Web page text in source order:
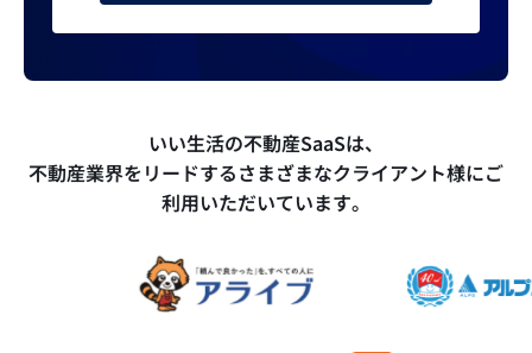
いい生活の不動産SaaSは、
不動産業界をリードするさまざまなクライアント様にご
利用いただいています。